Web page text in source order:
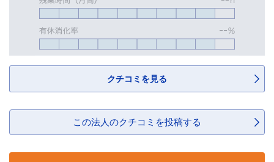
クチコミを見る
この法人のクチコミを投稿する